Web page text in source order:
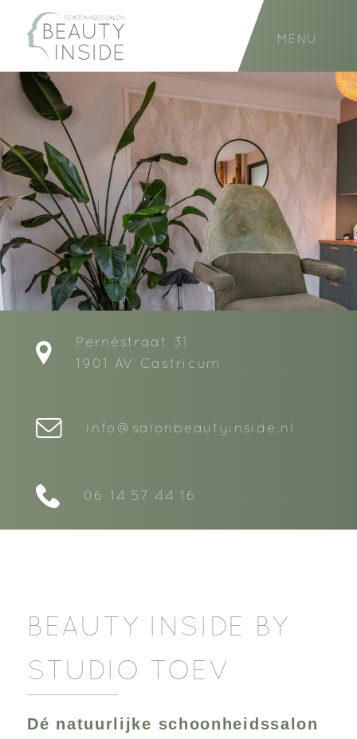
MENU
Pernéstraat 31
1901 AV Castricum
info@salonbeautyinside.nl
06 14 57 44 16
BEAUTY INSIDE BY
STUDIO TOEV
Dé natuurlijke schoonheidssalon